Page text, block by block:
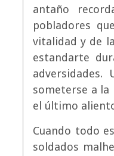
antaño
pobladores
vitalidad y de
estandarte
someterse a la
el último
Cuando todo
soldados